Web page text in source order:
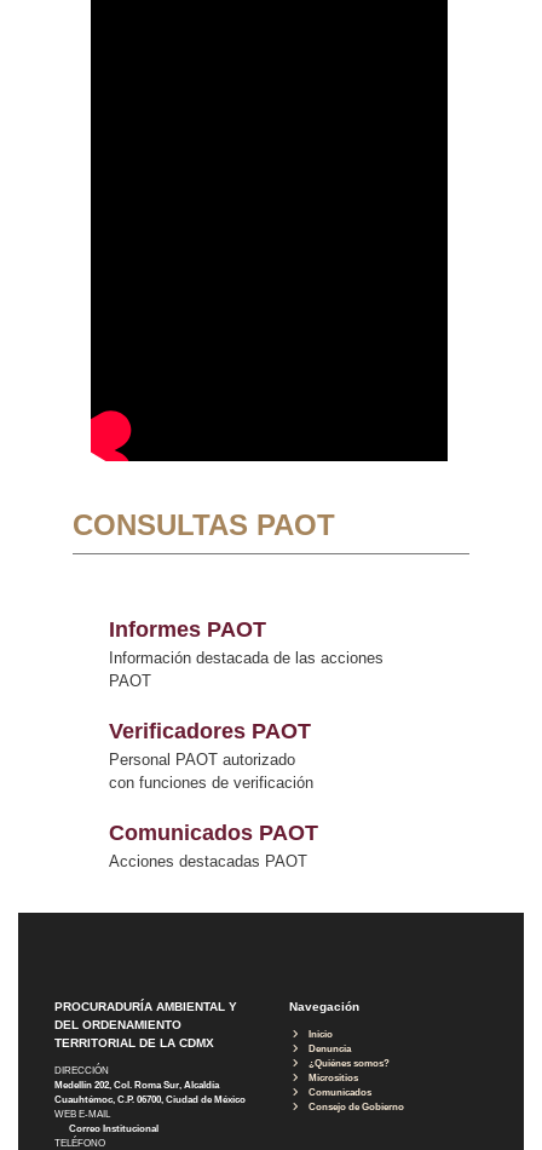
CONSULTAS PAOT
Informes PAOT
Información destacada de las acciones
PAOT
Verificadores PAOT
Personal PAOT autorizado
con funciones de verificación
Comunicados PAOT
Acciones destacadas PAOT
PROCURADURÍA AMBIENTAL Y
DEL ORDENAMIENTO
TERRITORIAL DE LA CDMX
DIRECCIÓN
Medellín 202, Col. Roma Sur, Alcaldía
Cuauhtémoc, C.P. 06700, Ciudad de México
WEB E-MAIL
Correo Institucional
TELÉFONO
Navegación
Inicio
Denuncia
¿Quiénes somos?
Micrositios
Comunicados
Consejo de Gobierno